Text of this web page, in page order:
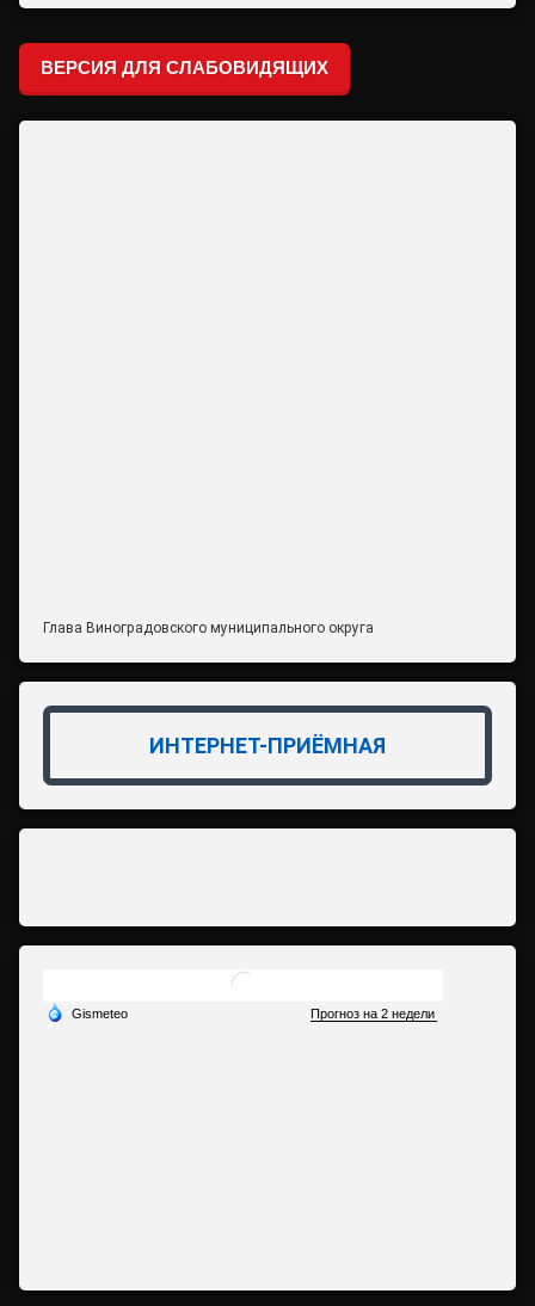
ВЕРСИЯ ДЛЯ СЛАБОВИДЯЩИХ
Глава Виноградовского муниципального округа
ИНТЕРНЕТ-ПРИЁМНАЯ